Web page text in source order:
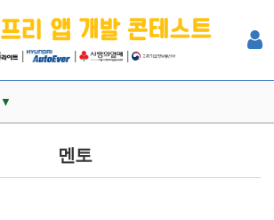
| | |
▼
스케줄
멘토